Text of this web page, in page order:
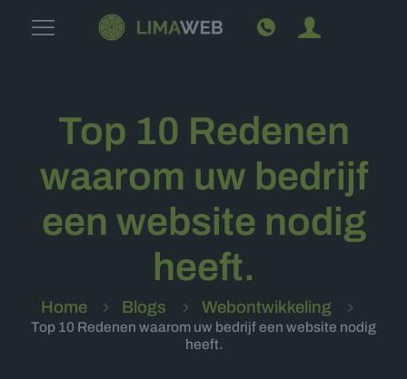
Top 10 Redenen
waarom uw bedrijf
een website nodig
heeft.
Home Blogs Webontwikkeling
Top 10 Redenen waarom uw bedrijf een website nodig
heeft.